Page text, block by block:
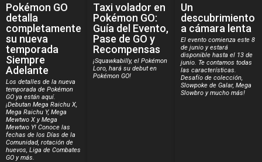
Pokémon GO
detalla
completamente
su nueva
temporada
Siempre
Adelante
Los detalles de la nueva
temporada de Pokémon
GO ya están aquí.
¡Debutan Mega Raichu X,
Mega Raichu Y, Mega
Mewtwo X y Mega
Mewtwo Y! Conoce las
fechas de los Días de la
Comunidad, rotación de
huevos, Liga de Combates
GO y más.
Taxi volador en
Pokémon GO:
Guía del Evento,
Pase de GO y
Recompensas
¡Squawkabilly, el Pokémon
Loro, hará su debut en
Pokémon GO!
Un
descubrimiento
a cámara lenta
El evento comienza este 8
de junio y estará
disponible hasta el 13 de
junio. Te contamos todas
las características.
Desafío de colección,
Slowpoke de Galar, Mega
Slowbro y mucho más!